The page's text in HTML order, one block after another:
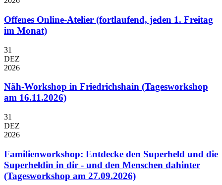
Offenes Online-Atelier (fortlaufend, jeden 1. Freitag
im Monat)
31
DEZ
2026
Näh-Workshop in Friedrichshain (Tagesworkshop
am 16.11.2026)
31
DEZ
2026
Familienworkshop: Entdecke den Superheld und die
Superheldin in dir - und den Menschen dahinter
(Tagesworkshop am 27.09.2026)